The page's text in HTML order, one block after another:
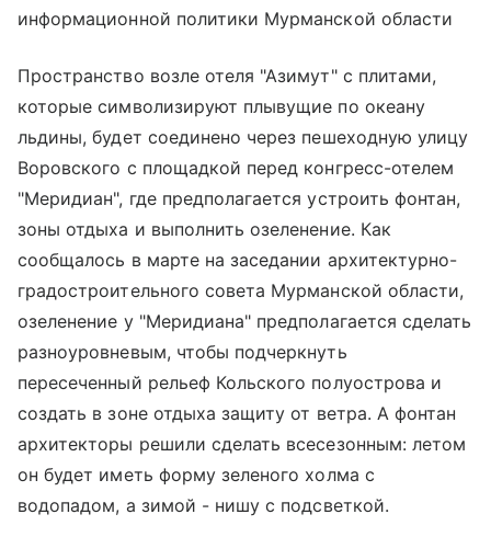
информационной политики Мурманской области
Пространство возле отеля "Азимут" с плитами,
которые символизируют плывущие по океану
льдины, будет соединено через пешеходную улицу
Воровского с площадкой перед конгресс-отелем
"Меридиан", где предполагается устроить фонтан,
зоны отдыха и выполнить озеленение. Как
сообщалось в марте на заседании архитектурно-
градостроительного совета Мурманской области,
озеленение у "Меридиана" предполагается сделать
разноуровневым, чтобы подчеркнуть
пересеченный рельеф Кольского полуострова и
создать в зоне отдыха защиту от ветра. А фонтан
архитекторы решили сделать всесезонным: летом
он будет иметь форму зеленого холма с
водопадом, а зимой - нишу с подсветкой.